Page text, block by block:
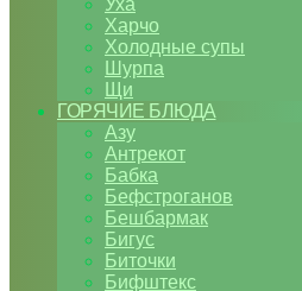
Уха
Харчо
Холодные супы
Шурпа
Щи
ГОРЯЧИЕ БЛЮДА
Азу
Антрекот
Бабка
Бефстроганов
Бешбармак
Бигус
Биточки
Бифштекс